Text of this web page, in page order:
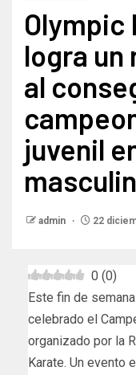
Olympic
logra
al
juvenil
admin 22
0 (0)
Este fin de
celebrado el
organizado por la
Karate. Un evento